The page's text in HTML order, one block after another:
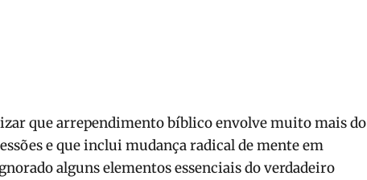
que arrependimento bíblico envolve muito mais do
e que inclui mudança radical de mente em
alguns elementos essenciais do verdadeiro